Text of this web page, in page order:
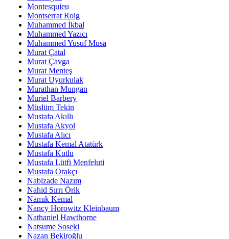
Montesquieu
Montserrat Roig
Muhammed İkbal
Muhammed Yazıcı
Muhammed Yusuf Musa
Murat Çatal
Murat Çavga
Murat Menteş
Murat Uyurkulak
Murathan Mungan
Muriel Barbery
Müslüm Tekin
Mustafa Akıllı
Mustafa Akyol
Mustafa Alıcı
Mustafa Kemal Atatürk
Mustafa Kutlu
Mustafa Lütfi Menfeluti
Mustafa Orakçı
Nabizade Nazım
Nahid Sırrı Örik
Namık Kemal
Nancy Horowitz Kleinbaum
Nathaniel Hawthorne
Natsume Soseki
Nazan Bekiroğlu